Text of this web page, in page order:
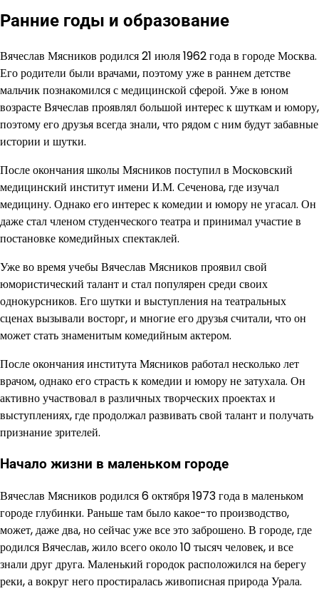
Ранние годы и образование
Вячеслав Мясников родился 21 июля 1962 года в городе Москва.
Его родители были врачами, поэтому уже в раннем детстве
мальчик познакомился с медицинской сферой. Уже в юном
возрасте Вячеслав проявлял большой интерес к шуткам и юмору,
поэтому его друзья всегда знали, что рядом с ним будут забавные
истории и шутки.
После окончания школы Мясников поступил в Московский
медицинский институт имени И.М. Сеченова, где изучал
медицину. Однако его интерес к комедии и юмору не угасал. Он
даже стал членом студенческого театра и принимал участие в
постановке комедийных спектаклей.
Уже во время учебы Вячеслав Мясников проявил свой
юмористический талант и стал популярен среди своих
однокурсников. Его шутки и выступления на театральных
сценах вызывали восторг, и многие его друзья считали, что он
может стать знаменитым комедийным актером.
После окончания института Мясников работал несколько лет
врачом, однако его страсть к комедии и юмору не затухала. Он
активно участвовал в различных творческих проектах и
выступлениях, где продолжал развивать свой талант и получать
признание зрителей.
Начало жизни в маленьком городе
Вячеслав Мясников родился 6 октября 1973 года в маленьком
городе глубинки. Раньше там было какое-то производство,
может, даже два, но сейчас уже все это заброшено. В городе, где
родился Вячеслав, жило всего около 10 тысяч человек, и все
знали друг друга. Маленький городок расположился на берегу
реки, а вокруг него простиралась живописная природа Урала.